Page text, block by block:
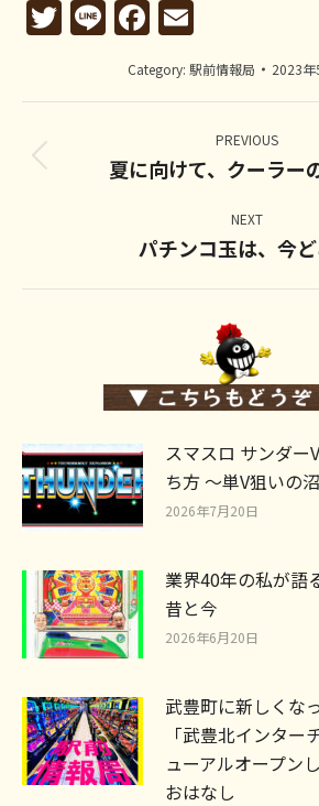
Twitter
LineFacebook
Category: 駅前情報局 2023
Post
navigation
PREVIOUS
Previous
夏に向けて、クーラー
NEXT
Next
パチンコ玉は、今
スマスロ サンダー
ち方 ～単V狙いの
2026年7月20日
業界40年の私が語
昔と今
2026年6月20日
武豊町に新しくな
「武豊北インター
ューアルオープン
おはなし